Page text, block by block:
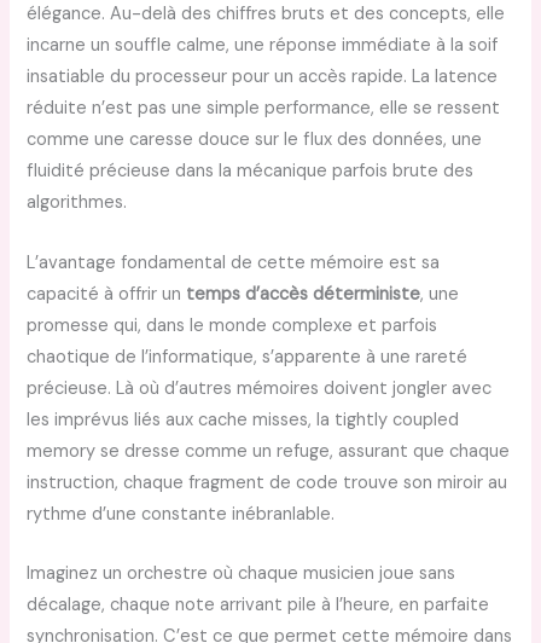
élégance. Au-delà des chiffres bruts et des concepts, elle
incarne un souffle calme, une réponse immédiate à la soif
insatiable du processeur pour un accès rapide. La latence
réduite n’est pas une simple performance, elle se ressent
comme une caresse douce sur le flux des données, une
fluidité précieuse dans la mécanique parfois brute des
algorithmes.
L’avantage fondamental de cette mémoire est sa
capacité à offrir un temps d’accès déterministe, une
promesse qui, dans le monde complexe et parfois
chaotique de l’informatique, s’apparente à une rareté
précieuse. Là où d’autres mémoires doivent jongler avec
les imprévus liés aux cache misses, la tightly coupled
memory se dresse comme un refuge, assurant que chaque
instruction, chaque fragment de code trouve son miroir au
rythme d’une constante inébranlable.
Imaginez un orchestre où chaque musicien joue sans
décalage, chaque note arrivant pile à l’heure, en parfaite
synchronisation. C’est ce que permet cette mémoire dans